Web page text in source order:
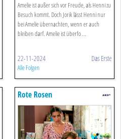
Amelie ist außer sich vor Freude, als Henni zu
Besuch kommt. Doch Jorik lässt Henni nur
bei Amelie übernachten, wenn er auch
bleiben darf. Amelie ist überfo ...
22-11-2024 Das Erste
Alle Folgen
Rote Rosen